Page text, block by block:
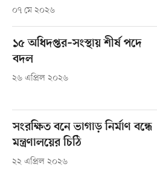
০৭ মে ২০২৬
১৫ অধিদপ্তর–সংস্থায় শীর্ষ পদে
বদল
২৬ এপ্রিল ২০২৬
সংরক্ষিত বনে ভাগাড় নির্মাণ বন্ধে
মন্ত্রণালয়ের চিঠি
২২ এপ্রিল ২০২৬